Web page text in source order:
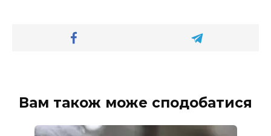
Вам також може сподобатися